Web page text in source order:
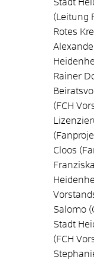
Stadt
(Leitung
Rotes
Rainer
(FCH
Cloos
Salomo
Stadt
(FCH